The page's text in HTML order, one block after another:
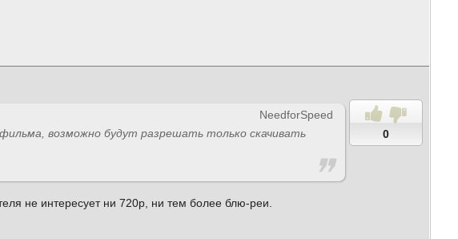
0
NeedforSpeed
возможно будут разрешать только скачивать
не интересует ни 720p, ни тем более блю-реи.